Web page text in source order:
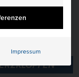
Impressum